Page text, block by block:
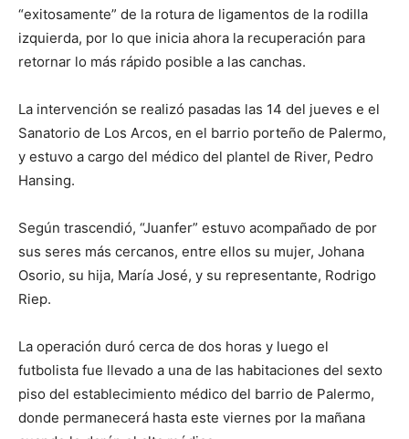
“exitosamente” de la rotura de ligamentos de la rodilla
izquierda, por lo que inicia ahora la recuperación para
retornar lo más rápido posible a las canchas.
La intervención se realizó pasadas las 14 del jueves e el
Sanatorio de Los Arcos, en el barrio porteño de Palermo,
y estuvo a cargo del médico del plantel de River, Pedro
Hansing.
Según trascendió, “Juanfer” estuvo acompañado de por
sus seres más cercanos, entre ellos su mujer, Johana
Osorio, su hija, María José, y su representante, Rodrigo
Riep.
La operación duró cerca de dos horas y luego el
futbolista fue llevado a una de las habitaciones del sexto
piso del establecimiento médico del barrio de Palermo,
donde permanecerá hasta este viernes por la mañana